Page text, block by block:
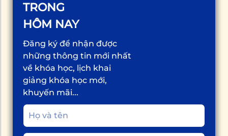
TRONG
HÔM NAY
Đăng ký để nhận được
những thông tin mới nhất
về khóa học, lịch khai
giảng khóa học mới,
khuyến mãi...